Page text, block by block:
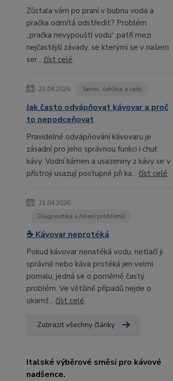
Zůstala vám po praní v bubnu voda a
pračka odmítá odstředit? Problém
„pračka nevypouští vodu“ patří mezi
nejčastější závady, se kterými se v našem
ser... číst celé
21.04.2026 Servis, údržba a rady
Jak často odvápňovat kávovar a proč
to nepodceňovat
Pravidelné odvápňování kávovaru je
zásadní pro jeho správnou funkci i chuť
kávy. Vodní kámen a usazeniny z kávy se v
přístroji usazují postupně při ka... číst celé
21.04.2026
Diagnostika a řešení problémů
☕ Kávovar neprotéká
Pokud kávovar nenatéká vodu, netlačí ji
správně nebo káva protéká jen velmi
pomalu, jedná se o poměrně častý
problém. Ve většině případů nejde o
okamž... číst celé
Zobrazit všechny články
Italské výběrové směsi pro kávové
nadšence.